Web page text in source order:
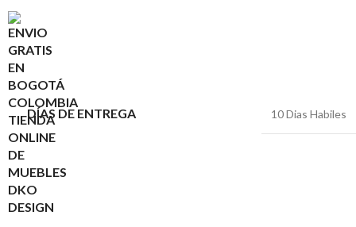
DÍAS DE ENTREGA 10 Dias Habiles